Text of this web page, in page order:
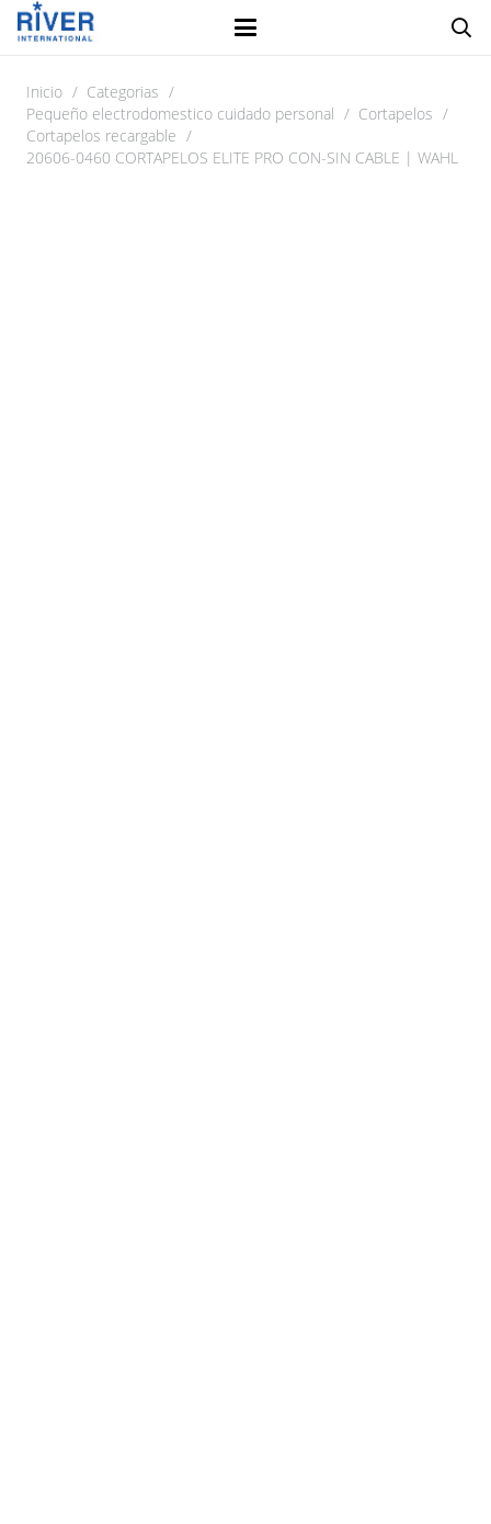
Inicio / Categorias /
Pequeño electrodomestico cuidado personal / Cortapelos /
Cortapelos recargable /
20606-0460 CORTAPELOS ELITE PRO CON-SIN CABLE | WAHL